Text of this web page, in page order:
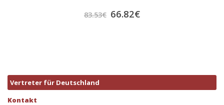
83.53€ 66.82€
Vertreter für Deutschland
Kontakt